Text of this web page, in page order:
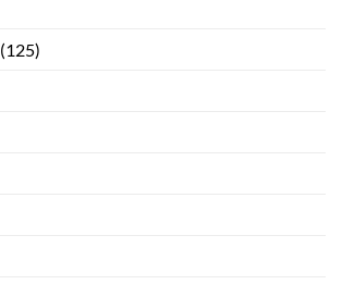
(125)